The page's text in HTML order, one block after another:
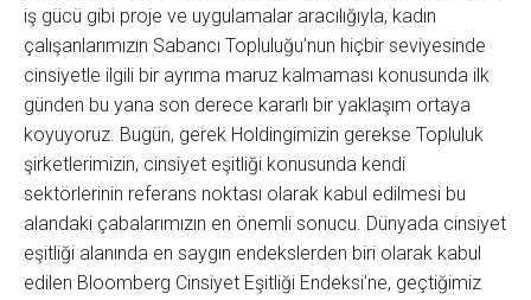
iş gücü gibi proje ve uygulamalar aracılığıyla, kadın
çalışanlarımızın Sabancı Topluluğu’nun hiçbir seviyesinde
cinsiyetle ilgili bir ayrıma maruz kalmaması konusunda ilk
günden bu yana son derece kararlı bir yaklaşım ortaya
koyuyoruz. Bugün, gerek Holdingimizin gerekse Topluluk
şirketlerimizin, cinsiyet eşitliği konusunda kendi
sektörlerinin referans noktası olarak kabul edilmesi bu
alandaki çabalarımızın en önemli sonucu. Dünyada cinsiyet
eşitliği alanında en saygın endekslerden biri olarak kabul
edilen Bloomberg Cinsiyet Eşitliği Endeksi’ne, geçtiğimiz